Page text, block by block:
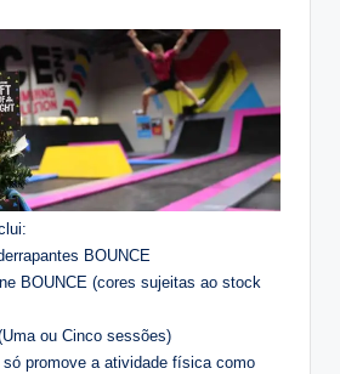
BOUNCE
BOUNCE (cores sujeitas ao stock
ou Cinco sessões)
promove a atividade física como